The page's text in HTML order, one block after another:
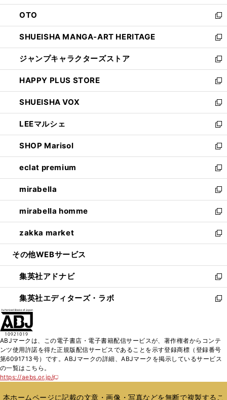
ウ
で
開
く
ン
ド
ウ
で
開
く
OTO
新
し
い
ウ
ィ
ン
ド
ウ
で
開
く
SHUEISHA MANGA-ART HERITAGE
新
し
い
ウ
ィ
ン
ド
ウ
で
開
く
ジャンプキャラクターズストア
新
し
い
ウ
ィ
ン
ド
ウ
で
開
く
HAPPY PLUS STORE
新
し
い
ウ
ィ
ン
ド
ウ
で
開
く
SHUEISHA VOX
新
し
い
ウ
ィ
ン
ド
ウ
で
開
く
LEEマルシェ
新
し
い
ウ
ィ
ン
ド
ウ
で
開
く
SHOP Marisol
新
し
い
ウ
ィ
ン
ド
ウ
で
開
eclat premium
新
し
い
ウ
ィ
ン
ド
ウ
開
く
mirabella
新
し
い
ウ
ィ
ン
ウ
で
開
く
mirabella homme
新
し
い
ウ
ン
ド
ウ
で
zakka market
新
し
ウ
ィ
ン
ド
く
その他WEBサービス
集英社アドナビ
新
し
い
ド
ウ
で
集英社エディターズ・ラボ
新
ィ
ン
ド
開
ABJマークは、この電子書店・電子書籍配信サービスが、著作権者からコンテ
ンツ使用許諾を得た正規版配信サービスであることを示す登録商標（登録番号
第6091713号）です。ABJマークの詳細、ABJマークを掲示しているサービス
の一覧はこちら。
https://aebs.or.jp/
新
い
本ホームページに記載の文章・画像・写真などを無断で複製するこ